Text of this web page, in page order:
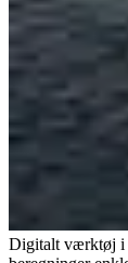
Digitalt værktøj i